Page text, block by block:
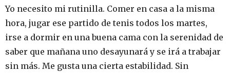
Yo necesito mi rutinilla. Comer en casa a la misma
hora, jugar ese partido de tenis todos los martes,
irse a dormir en una buena cama con la serenidad de
saber que mañana uno desayunará y se irá a trabajar
sin más. Me gusta una cierta estabilidad. Sin